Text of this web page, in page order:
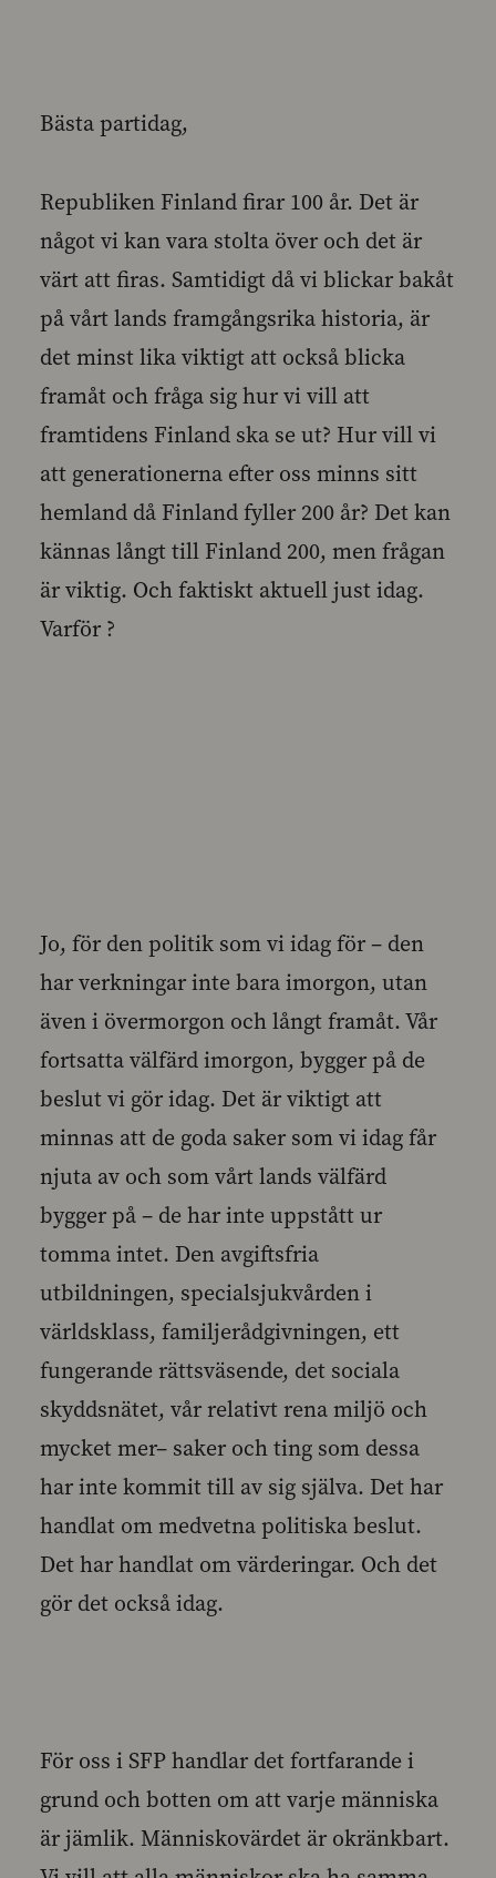
Bästa partidag,
Republiken Finland firar 100 år. Det är
något vi kan vara stolta över och det är
värt att firas. Samtidigt då vi blickar bakåt
på vårt lands framgångsrika historia, är
det minst lika viktigt att också blicka
framåt och fråga sig hur vi vill att
framtidens Finland ska se ut? Hur vill vi
att generationerna efter oss minns sitt
hemland då Finland fyller 200 år? Det kan
kännas långt till Finland 200, men frågan
är viktig. Och faktiskt aktuell just idag.
Varför ?
Jo, för den politik som vi idag för – den
har verkningar inte bara imorgon, utan
även i övermorgon och långt framåt. Vår
fortsatta välfärd imorgon, bygger på de
beslut vi gör idag. Det är viktigt att
minnas att de goda saker som vi idag får
njuta av och som vårt lands välfärd
bygger på – de har inte uppstått ur
tomma intet. Den avgiftsfria
utbildningen, specialsjukvården i
världsklass, familjerådgivningen, ett
fungerande rättsväsende, det sociala
skyddsnätet, vår relativt rena miljö och
mycket mer– saker och ting som dessa
har inte kommit till av sig själva. Det har
handlat om medvetna politiska beslut.
Det har handlat om värderingar. Och det
gör det också idag.
För oss i SFP handlar det fortfarande i
grund och botten om att varje människa
är jämlik. Människovärdet är okränkbart.